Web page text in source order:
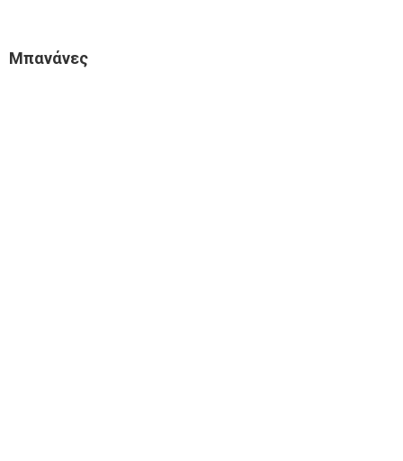
Μπανάνες